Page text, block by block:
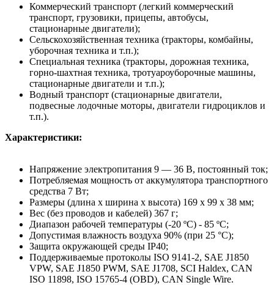
Коммерческий транспорт (легкий коммерческий
транспорт, грузовики, прицепы, автобусы,
стационарные двигатели);
Сельскохозяйственная техника (тракторы, комбайны,
уборочная техника и т.п.);
Специальная техника (тракторы, дорожная техника,
горно-шахтная техника, тротуароуборочные машины,
стационарные двигатели и т.п.);
Водный транспорт (стационарные двигатели,
подвесные лодочные моторы, двигатели гидроциклов и
т.п.).
Характеристики:
Напряжение электропитания 9 — 36 В, постоянный ток;
Потребляемая мощность от аккумулятора транспортного
средства 7 Вт;
Размеры (длина x ширина x высота) 169 x 99 x 38 мм;
Вес (без проводов и кабелей) 367 г;
Диапазон рабочей температуры (-20 ºC) - 85 ºC;
Допустимая влажность воздуха 90% (при 25 °C);
Защита окружающей среды IP40;
Поддерживаемые протоколы ISO 9141-2, SAE J1850
VPW, SAE J1850 PWM, SAE J1708, SCI Haldex, CAN
ISO 11898, ISO 15765-4 (OBD), CAN Single Wire.